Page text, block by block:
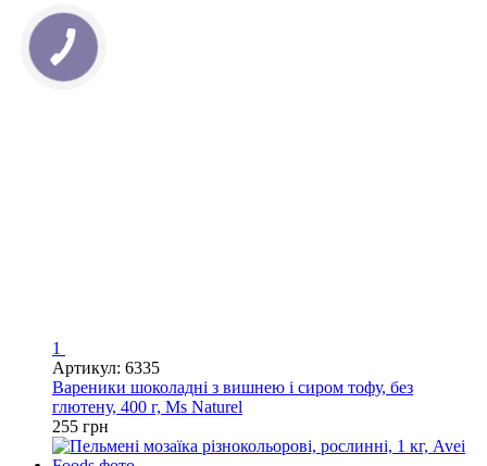
1
Артикул: 6335
Вареники шоколадні з вишнею і сиром тофу, без
глютену, 400 г, Ms Naturel
255 грн